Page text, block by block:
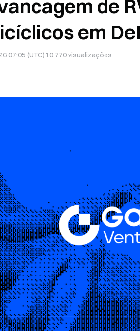
de
em
07:05 (UTC) 10.770visualizações